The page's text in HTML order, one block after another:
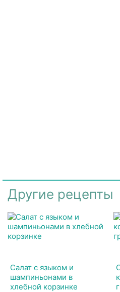
Другие рецепты
Салат с языком и
шампиньонами в
хлебной корзинке